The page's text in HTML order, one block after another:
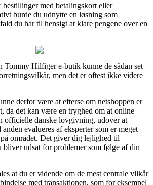
med betalingskort eller
burde du udnytte en løsning som
du har til hensigt at klare pengene over en
Tommy Hilfiger e-butik kunne de sådan set
men det er oftest ikke videre
derfor være at efterse om netshoppen er
da det kan være en tryghed om at online
officielle danske lovgivning, udover at
evalueres af eksperter som er meget
området. Det giver dig lejlighed til
bliver udsat for problemer som følge af din
at du er vidende om de mest centrale vilkår
med transaktionen, som for eksempel